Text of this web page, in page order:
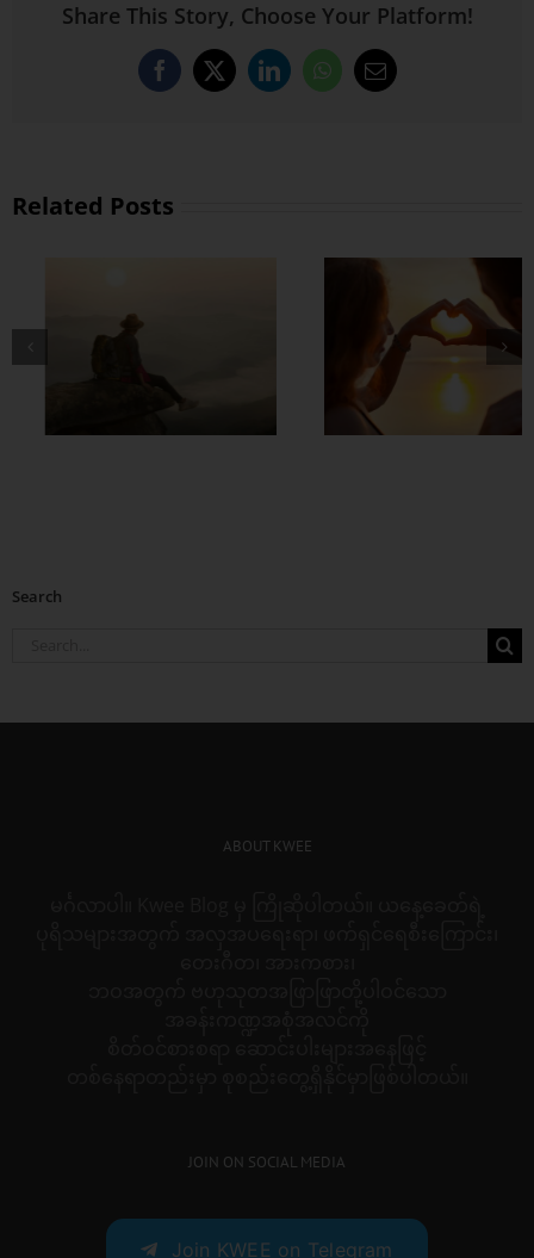
Share This Story, Choose Your Platform!
Facebook
X LinkedInWhatsApp
Email
Related Posts
တွဲတာကြာလေ
အချစ်တွေ ပိုတိုးလာ
စေဖို့
Search
ABOUT KWEE
JOIN ON SOCIAL MEDIA
Join KWEE on Telegram